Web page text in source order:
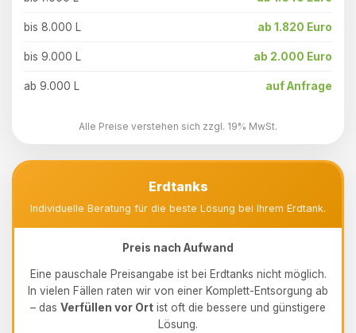
bis 8.000 L ab 1.820 Euro
bis 9.000 L ab 2.000 Euro
ab 9.000 L auf Anfrage
Alle Preise verstehen sich zzgl. 19% MwSt.
Erdtanks
Individuelle Beratung für die beste Lösung bei Ihrem Erdtank.
Preis nach Aufwand
Eine pauschale Preisangabe ist bei Erdtanks nicht möglich.
In vielen Fällen raten wir von einer Komplett-Entsorgung ab
– das Verfüllen vor Ort ist oft die bessere und günstigere
Lösung.